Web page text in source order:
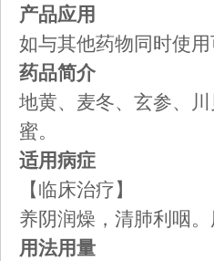
产品应用
如与其他药物同时使
药品简介
地黄、麦冬、玄参、
蜜。
适用病症
【临床治疗】
养阴润燥，清肺利咽
用法用量